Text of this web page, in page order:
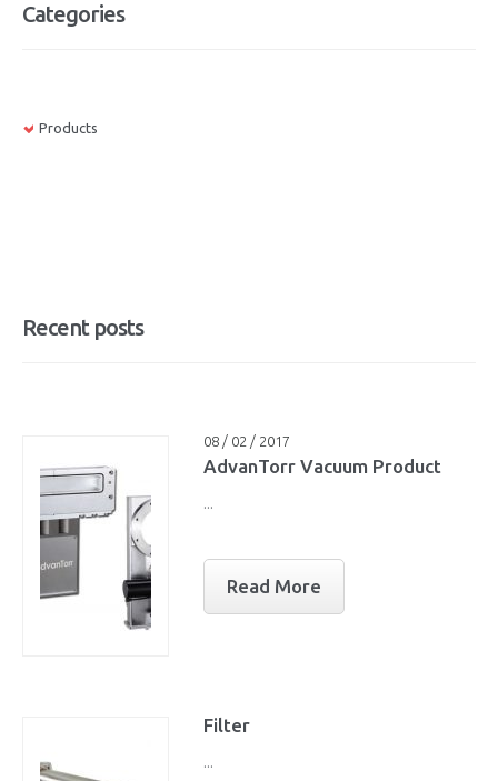
Categories
Products
Recent posts
08 / 02 / 2017
AdvanTorr Vacuum Product
...
Read More
Filter
...